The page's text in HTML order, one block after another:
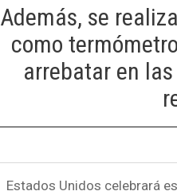
Además, se
como
arrebatar en
Estados Unidos celebrará